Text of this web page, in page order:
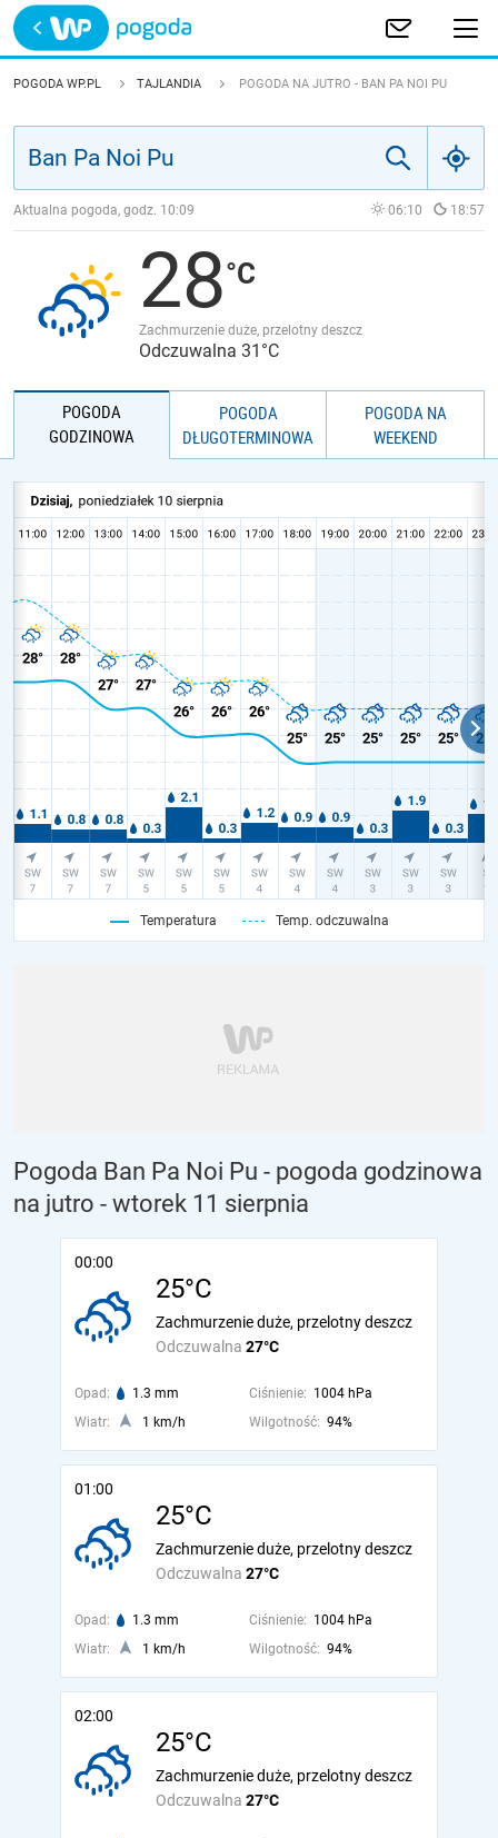
Trwa ładowanie
POLSKA
JAKOŚĆ POWIETRZA
POGODA WP.PL TAJLANDIA POGODA NA JUTRO - BAN PA NOI PU
Aktualna pogoda, godz. 10:09 06:10 18:57
28
Zachmurzenie duże, przelotny deszcz
Odczuwalna 31°C
POGODA
GODZINOWA
POGODA
DŁUGOTERMINOWA
POGODA NA
WEEKEND
Temperatura Temp. odczuwalna
Pogoda Ban Pa Noi Pu - pogoda godzinowa
na jutro - wtorek 11 sierpnia
00:00
25°C
Odczuwalna 27°C
Zachmurzenie duże, przelotny deszcz
Opad: 1.3 mm Ciśnienie: 1004 hPa
Wiatr:
1 km/h Wilgotność: 94%
01:00
25°C
Odczuwalna 27°C
Zachmurzenie duże, przelotny deszcz
Opad: 1.3 mm Ciśnienie: 1004 hPa
Wiatr:
1 km/h Wilgotność: 94%
02:00
25°C
Odczuwalna 27°C
Zachmurzenie duże, przelotny deszcz